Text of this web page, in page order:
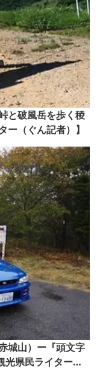
と破風岳を歩く稜
（ぐん記者）】
城山）ー『頭文字
光県民ライター